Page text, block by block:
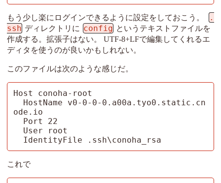
もう少し楽にログインできるように設定をしておこう。
.
ssh ディレクトリに config というテキストファイルを
作成する。拡張子はない。 UTF-8+LFで編集してくれるエ
ディタを使うのが良いかもしれない。
このファイルは次のような感じだ。
Host conoha-root
ode.io
  IdentityFile .ssh\conoha_rsa
これで